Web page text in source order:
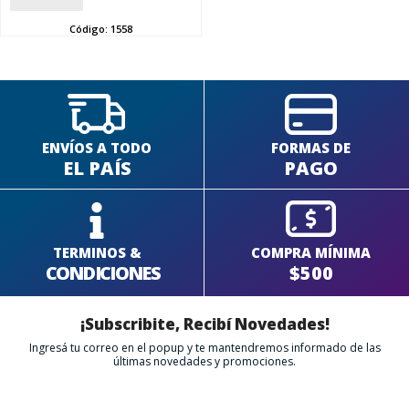
Código: 1558
ENVÍOS A TODO
EL PAÍS
FORMAS DE
PAGO
TERMINOS &
CONDICIONES
COMPRA MÍNIMA
$500
¡Subscribite, Recibí Novedades!
Ingresá tu correo en el popup y te mantendremos informado de las
últimas novedades y promociones.